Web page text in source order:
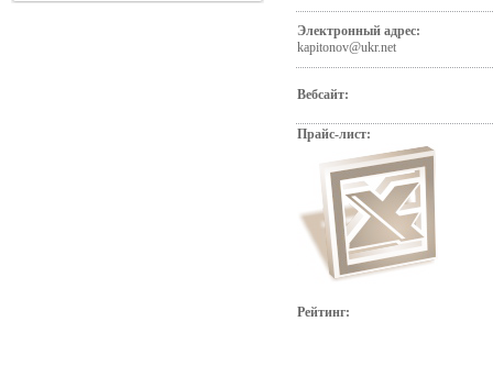
Электронный адрес:
kapitonov@ukr.net
Вебсайт:
Прайс-лист:
Рейтинг: